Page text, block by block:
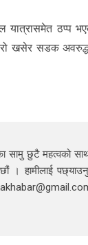
ठप्प
खसेर सडक
सामु छुटै महत्वको
। हामीलाई